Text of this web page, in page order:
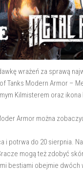
wrażeń za sprawą
Tanks Modern Armor –
Kilmisterem oraz
Armor można
i potrwa do 20 sierpnia.
mogą też zdobyć
bestiami obejmie